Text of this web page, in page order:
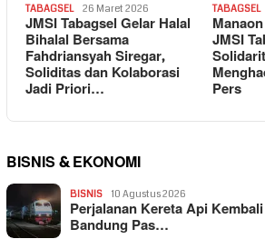
TABAGSEL 26 Maret 2026
JMSI Tabagsel Gelar Halal
Bihalal Bersama
Fahdriansyah Siregar,
Soliditas dan Kolaborasi
Jadi Priori…
TABAGSEL
JMSI
Pers
BISNIS & EKONOMI
BISNIS 10 Agustus 2026
Perjalanan Kereta Api
Bandung Pas…